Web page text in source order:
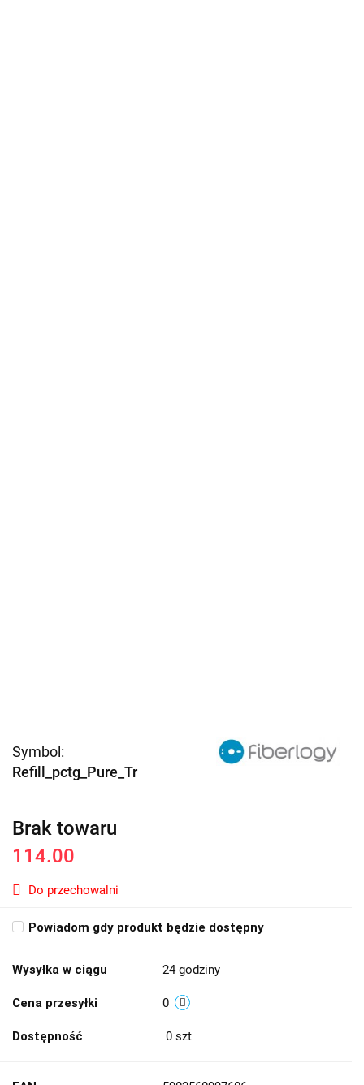
Symbol:
Refill_pctg_Pure_Tr
Brak towaru
114.00
Do przechowalni
Powiadom gdy produkt będzie dostępny
Wysyłka w ciągu 24 godziny
Cena przesyłki 0
Dostępność 0 szt